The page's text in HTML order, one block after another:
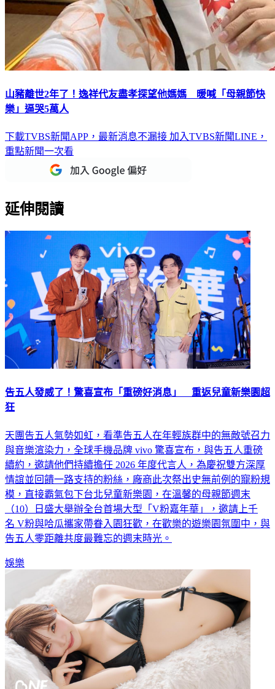
山豬離世2年了！逸祥代友盡孝探望他媽媽 暖喊「母親節快
下載TVBS新聞APP，最新消息不漏接
重點新聞一次看
告五人發威了！驚喜宣布「重磅好消息」 重返兒童新樂園超
天團告五人氣勢如虹，看準告五人在年輕族群中的無敵號召力
與音樂渲染力，全球手機品牌 vivo 驚喜宣布，與告五人重磅
續約，邀請他們持續擔任 2026 年度代言人，為慶祝雙方深厚
情誼並回饋一路支持的粉絲，廠商此次祭出史無前例的寵粉規
模，直接霸氣包下台北兒童新樂園，在溫馨的母親節週末
（10）日盛大舉辦全台首場大型「V粉嘉年華」，邀請上千
名 V粉與哈瓜攜家帶眷入園狂歡，在歡樂的遊樂園氛圍中，與